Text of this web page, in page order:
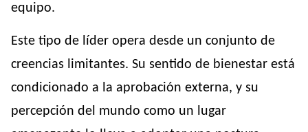
equipo.
Este tipo de líder opera desde un conjunto de
creencias limitantes. Su sentido de bienestar está
condicionado a la aprobación externa, y su
percepción del mundo como un lugar